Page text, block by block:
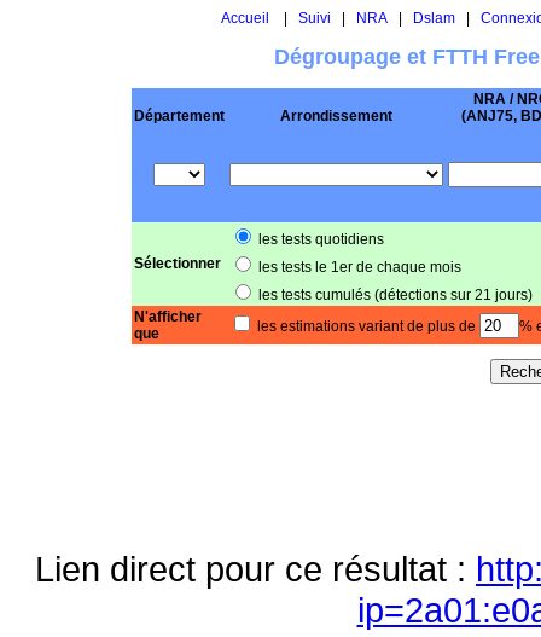
Accueil Suivi NRA| Dslam|
Dégroupage et FTTH
Département Arrondissement
NRA /
(ANJ75,
Sélectionner
les tests quotidiens
les tests le 1er de chaque mois
les tests cumulés (détections sur 21 jours)
N'afficher
que
les estimations variant de plus de %
Lien direct pour ce résultat :